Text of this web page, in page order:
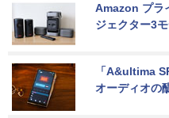
Amazon プラ
ジェクター3
「A&ultima
オーディオの